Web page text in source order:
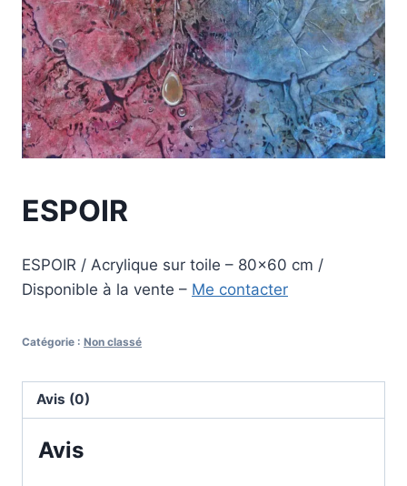
ESPOIR
ESPOIR / Acrylique sur toile – 80×60 cm /
Disponible à la vente – Me contacter
Catégorie : Non classé
Avis (0)
Avis